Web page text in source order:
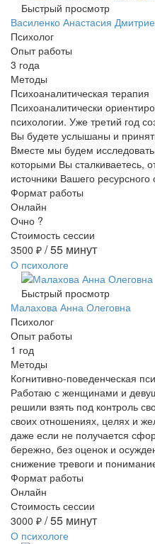
Быстрый просмотр
Василенко Анастасия
Психолог
Опыт работы
3 года
Методы
Психоаналитическая терапия
Психоаналитически
психологии. Уже третий год
Вы будете услышаны и
Вместе мы будем
которыми Вы сталкиваетесь,
источники Вашего ресурсного
Формат работы
Онлайн
Очно ?
Стоимость сессии
3500 ₽ / 55 минут
О психологе
Быстрый просмотр
Малахова Анна Олеговна
Психолог
Опыт работы
1 год
Методы
Когнитивно-поведенческая
Работаю с женщинами и
решили взять под контроль
своих отношениях, целях и
даже если не получается
бережно, без оценок и
снижение тревоги и
Формат работы
Онлайн
Стоимость сессии
3000 ₽ / 55 минут
О психологе